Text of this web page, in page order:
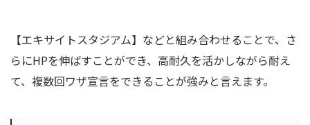
【エキサイトスタジアム】などと組み合わせることで、さ
らにHPを伸ばすことができ、高耐久を活かしながら耐え
て、複数回ワザ宣言をできることが強みと言えます。